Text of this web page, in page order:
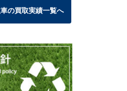
の買取実績一覧へ